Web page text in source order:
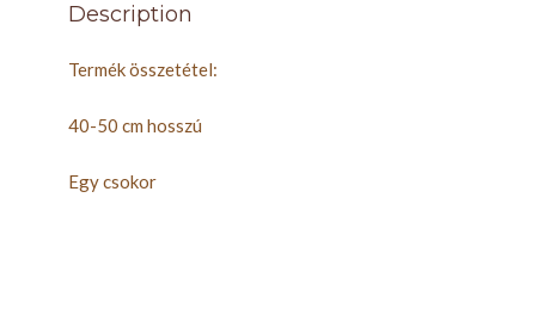
Description
Termék összetétel:
40-50 cm hosszú
Egy csokor